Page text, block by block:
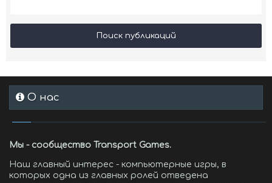
Поиск публикаций
О нас
Мы - сообщество Transport Games.
Наш главный интерес - компьютерные игры, в
которых одна из главных ролей отведена